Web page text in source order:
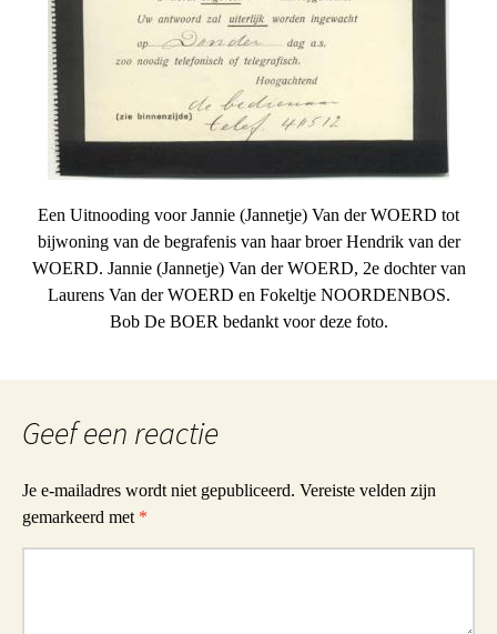
Een Uitnooding voor Jannie (Jannetje) Van der WOERD tot
bijwoning van de begrafenis van haar broer Hendrik van der
WOERD. Jannie (Jannetje) Van der WOERD, 2e dochter van
Laurens Van der WOERD en Fokeltje NOORDENBOS.
Bob De BOER bedankt voor deze foto.
Geef een reactie
Je e-mailadres wordt niet gepubliceerd. Vereiste velden zijn
gemarkeerd met *